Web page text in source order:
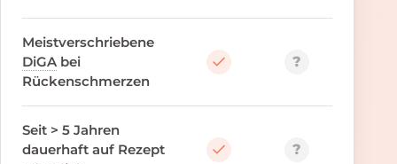
Meistverschriebene
DiGA bei
Rückenschmerzen
?
Seit > 5 Jahren
dauerhaft auf Rezept
?